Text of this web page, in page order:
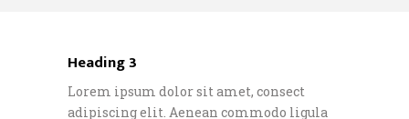
Heading 3
Lorem ipsum dolor sit amet, consect
adipiscing elit. Aenean commodo ligula